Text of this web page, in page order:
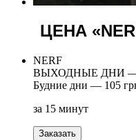
ЦЕНА
NERF
ВЫХОДНЫЕ ДНИ —
Будние дни — 105
за 15 минут
Заказать